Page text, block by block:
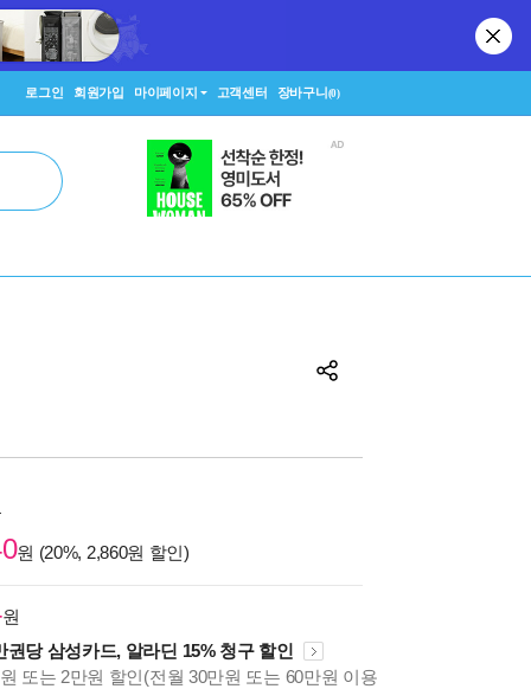
로그인 회원가입 마이페이지 고객센터 장바구니(0)
원 (20%, 2,860원 할인)
원
권당 삼성카드, 알라딘 15% 청구 할인
또는 2만원 할인(전월 30만원 또는 60만원 이용